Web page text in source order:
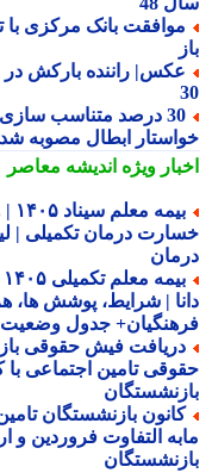
بانک مرکزی با تنها
راننده بارکش در
ابطال مصوبه شدند
ویژهاندیشه معاصر
بیمه
درمان تکمیلی | لینک
بیمه
| شرایط، پوشش ها،
جدول وضعیت بیمه
تامین اجتماعی با
بازنشستگان تامین